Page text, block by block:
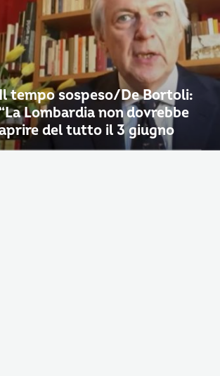
tempo sospeso/De Bortoli:
Lombardia non dovrebbe
del tutto il 3 giugno